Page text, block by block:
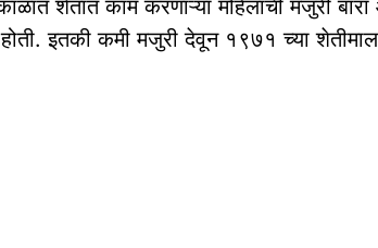
शेतात काम करणाऱ्या महिलांची मजुरी
इतकी कमी मजुरी देवून १९७१ च्या शेतीमाल